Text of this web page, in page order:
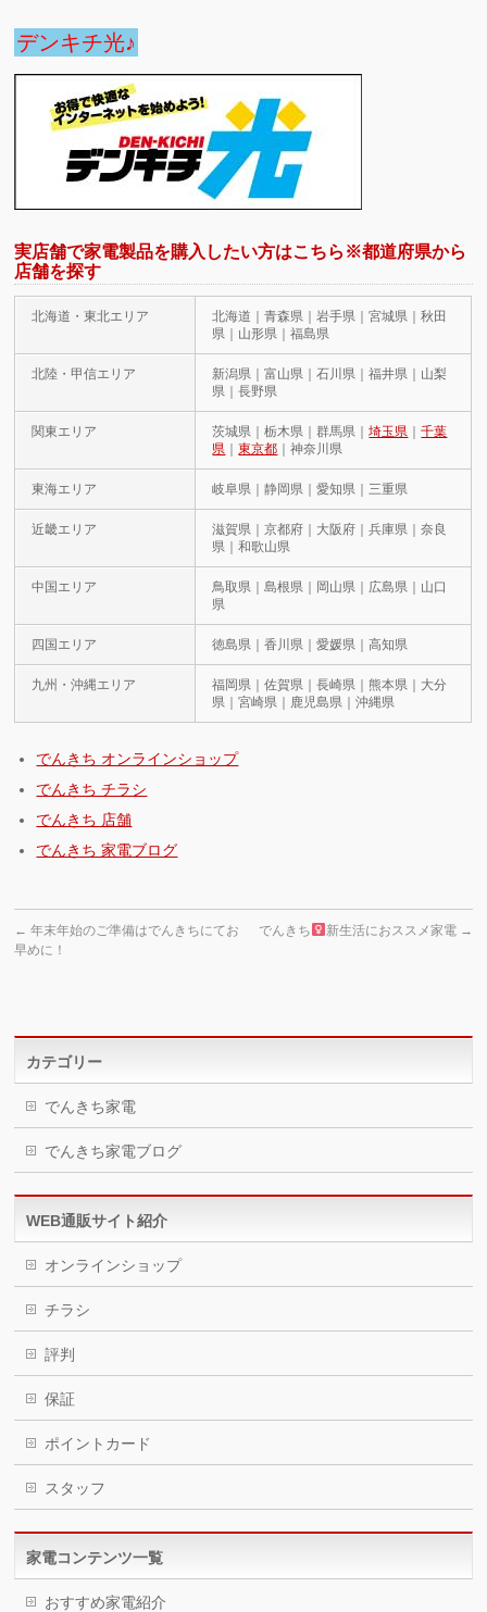
デンキチ光♪
実店舗で家電製品を購入したい方はこちら※都道府県から
店舗を探す
北海道・東北エリア
北海道｜青森県｜岩手県｜宮城県｜秋田
県｜山形県｜福島県
北陸・甲信エリア
新潟県｜富山県｜石川県｜福井県｜山梨
県｜長野県
関東エリア 茨城県｜栃木県｜群馬県｜埼玉県 ｜千葉
県 ｜東京都 ｜神奈川県
東海エリア 岐阜県｜静岡県｜愛知県｜三重県
近畿エリア
滋賀県｜京都府｜大阪府｜兵庫県｜奈良
県｜和歌山県
中国エリア
鳥取県｜島根県｜岡山県｜広島県｜山口
県
四国エリア 徳島県｜香川県｜愛媛県｜高知県
九州・沖縄エリア
福岡県｜佐賀県｜長崎県｜熊本県｜大分
県｜宮崎県｜鹿児島県｜沖縄県
でんきち オンラインショップ
でんきち チラシ
でんきち 店舗
でんきち 家電ブログ
← 年末年始のご準備はでんきちにてお
早めに！
でんきち 新生活におススメ家電 →
カテゴリー
でんきち家電
でんきち家電ブログ
WEB通販サイト紹介
オンラインショップ
チラシ
評判
保証
ポイントカード
スタッフ
家電コンテンツ一覧
おすすめ家電紹介